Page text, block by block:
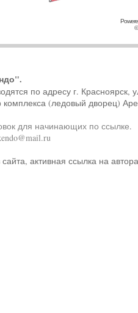
по адресу г. Красноярск,
комплекса (ледовый дворец)
для начинающих по ссылке.
активная ссылка на